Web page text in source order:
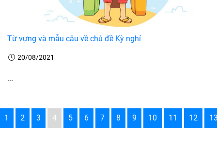
Từ vựng và mẫu câu về chủ đề Kỳ nghỉ
20/08/2021
...
1 2 3 4 5 6 7 8 9 10 11 12